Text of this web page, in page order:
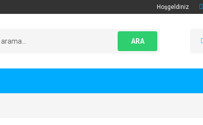
Hoşgeldiniz
ARA